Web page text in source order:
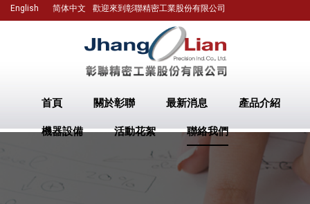
English 简体中文 歡迎來到彰聯精密工業股份有限公司
首頁 關於彰聯 最新消息
產品介紹
機器設備
活動花絮 聯絡我們